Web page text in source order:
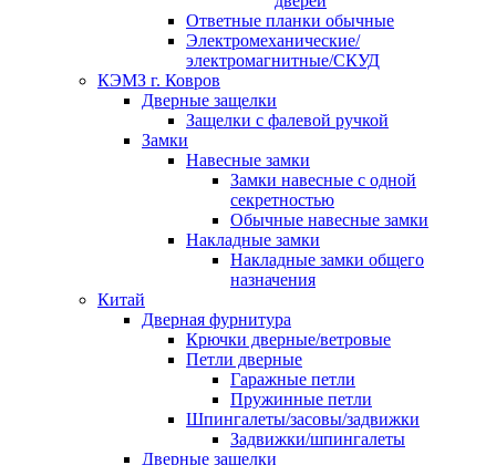
Ответные планки обычные
Электромеханические/
электромагнитные/СКУД
КЭМЗ г. Ковров
Дверные защелки
Защелки с фалевой ручкой
Замки
Навесные замки
Замки навесные с одной
секретностью
Обычные навесные замки
Накладные замки
Накладные замки общего
назначения
Китай
Дверная фурнитура
Крючки дверные/ветровые
Петли дверные
Гаражные петли
Пружинные петли
Шпингалеты/засовы/задвижки
Задвижки/шпингалеты
Дверные защелки